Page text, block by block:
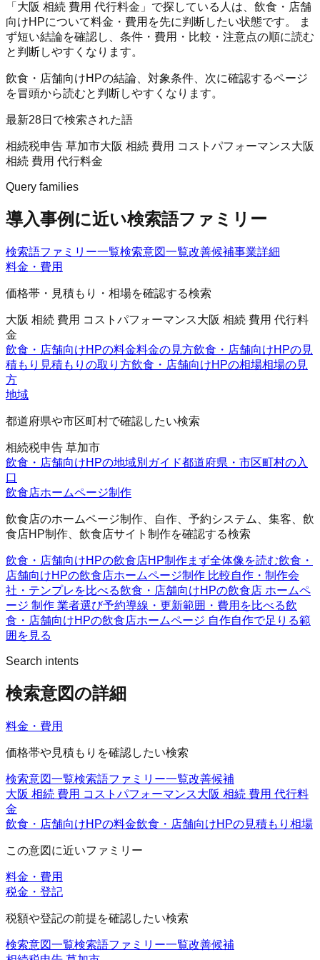
「大阪 相続 費用 代行料金」で探している人は、飲食・店舗
向けHPについて料金・費用を先に判断したい状態です。 ま
ず短い結論を確認し、条件・費用・比較・注意点の順に読む
と判断しやすくなります。
飲食・店舗向けHPの結論、対象条件、次に確認するページ
を冒頭から読むと判断しやすくなります。
最新28日で検索された語
相続税申告 草加市大阪 相続 費用 コストパフォーマンス大阪
相続 費用 代行料金
Query families
導入事例に近い検索語ファミリー
検索語ファミリー一覧検索意図一覧改善候補事業詳細
料金・費用
価格帯・見積もり・相場を確認する検索
大阪 相続 費用 コストパフォーマンス大阪 相続 費用 代行料
金
飲食・店舗向けHPの料金料金の見方飲食・店舗向けHPの見
積もり 見積もりの取り方飲食・店舗向けHPの相場相場の見
方
地域
都道府県や市区町村で確認したい検索
相続税申告 草加市
飲食・店舗向けHPの地域別ガイド都道府県・市区町村の入
口
飲食店ホームページ制作
飲食店のホームページ制作、自作、予約システム、集客、飲
食店HP制作、飲食店サイト制作を確認する検索
飲食・店舗向けHPの飲食店HP制作まず全体像を読む飲食・
店舗向けHPの飲食店ホームページ制作 比較自作・制作会
社・テンプレを比べる飲食・店舗向けHPの飲食店 ホームペ
ージ 制作 業者選び予約導線・更新範囲・費用を比べる飲
食・店舗向けHPの飲食店ホームページ 自作自作で足りる範
囲を見る
Search intents
検索意図の詳細
料金・費用
価格帯や見積もりを確認したい検索
検索意図一覧検索語ファミリー一覧改善候補
大阪 相続 費用 コストパフォーマンス大阪 相続 費用 代行料
金
飲食・店舗向けHPの料金飲食・店舗向けHPの見積もり 相場
この意図に近いファミリー
料金・費用
税金・登記
税額や登記の前提を確認したい検索
検索意図一覧検索語ファミリー一覧改善候補